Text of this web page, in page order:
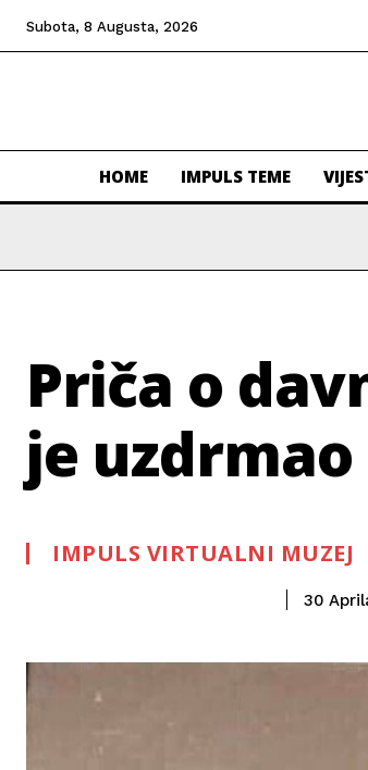
Subota, 8 Augusta, 2026
HOME IMPULS TEME
Priča o
je
IMPULS VIRTUALNI MUZEJ
30